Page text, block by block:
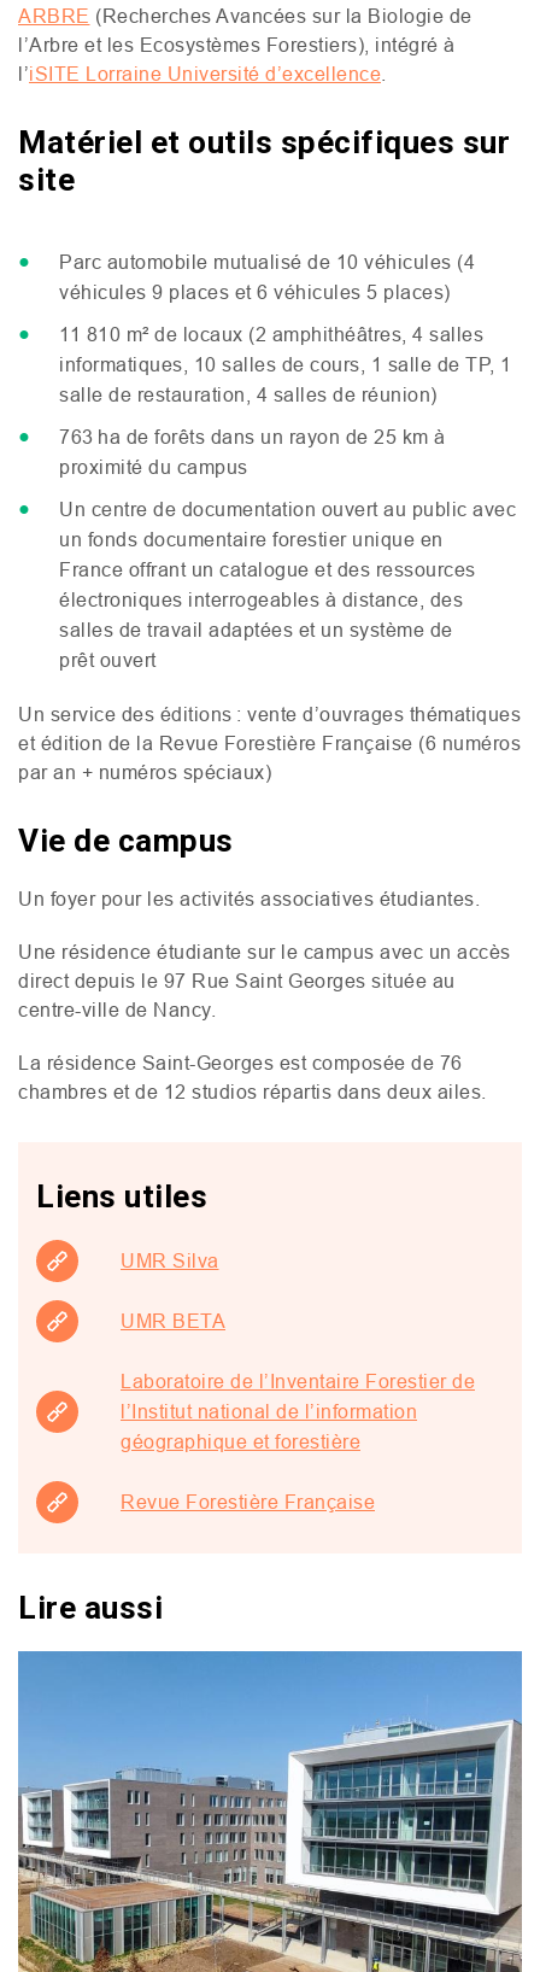
ARBRE (Recherches Avancées sur la Biologie de
l’Arbre et les Ecosystèmes Forestiers), intégré à
l’iSITE Lorraine Université d’excellence
Matériel et outils spécifiques sur
site
Parc automobile mutualisé de 10 véhicules (4
véhicules 9 places et 6 véhicules 5 places)
11 810 m² de locaux (2 amphithéâtres, 4 salles
informatiques, 10 salles de cours, 1 salle de TP, 1
salle de restauration, 4 salles de réunion)
763 ha de forêts dans un rayon de 25 km à
proximité du campus
Un centre de documentation ouvert au public avec
un fonds documentaire forestier unique en
France offrant un catalogue et des ressources
électroniques interrogeables à distance, des
salles de travail adaptées et un système de
prêt ouvert
Un service des éditions : vente d’ouvrages thématiques
et édition de la Revue Forestière Française (6 numéros
par an + numéros spéciaux)
Vie de campus
Un foyer pour les activités associatives étudiantes.
Une résidence étudiante sur le campus avec un accès
direct depuis le 97 Rue Saint Georges située au
centre-ville de Nancy.
La résidence Saint-Georges est composée de 76
chambres et de 12 studios répartis dans deux ailes.
Liens utiles
UMR Silva
UMR BETA
Laboratoire de l’Inventaire Forestier de
l’Institut national de l’information
géographique et forestière
Revue Forestière Française
Lire aussi